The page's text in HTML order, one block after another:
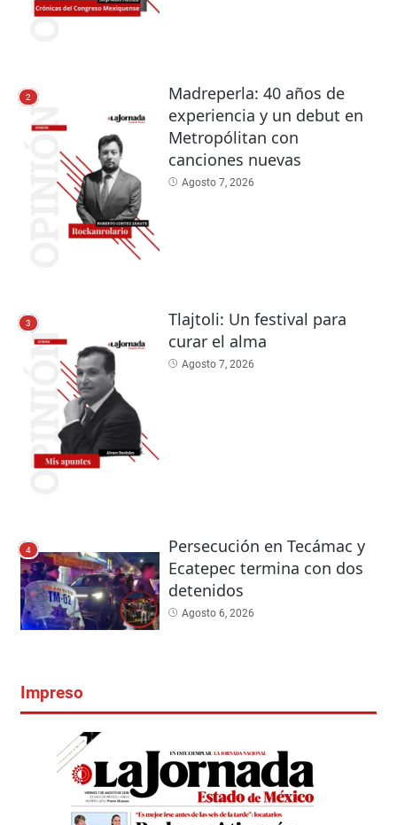
2
Madreperla: 40 años de
experiencia y un debut en
Metropólitan con
canciones nuevas
Agosto 7, 2026
3
Tlajtoli: Un festival para
curar el alma
Agosto 7, 2026
4
Persecución en Tecámac y
Ecatepec termina con dos
detenidos
Agosto 6, 2026
Impreso